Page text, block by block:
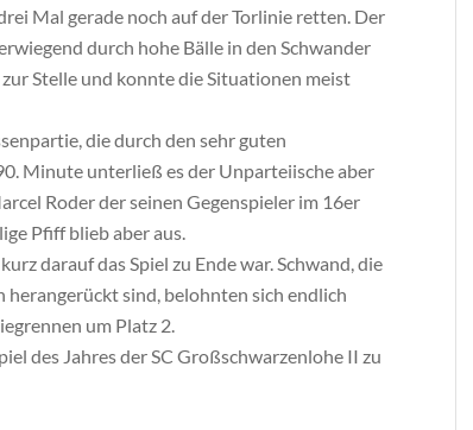
Mal gerade noch auf der Torlinie retten. Der
durch hohe Bälle in den Schwander
Stelle und konnte die Situationen meist
die durch den sehr guten
Minute unterließ es der Unparteiische aber
Roder der seinen Gegenspieler im 16er
Pfiff blieb aber aus.
darauf das Spiel zu Ende war. Schwand, die
herangerückt sind, belohnten sich endlich
um Platz 2.
des Jahres der SC Großschwarzenlohe II zu